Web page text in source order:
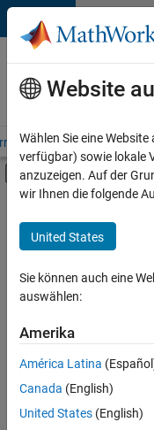
Weiter zum Inhalt
Karriere
bei
MathWorks
– Übersicht
Umschaltung
Hauptinhalt
Customer Support
Inside Sales
Sales Operations
Marketing Services
Finance and
Human Resources
Legal
Büro- und
+7
Derzeit
es
keine
offenen
Stellen,
Website
Wählen Sie eine
verfügbar) sowie lokale
anzuzeigen. Auf der
wir Ihnen die folgende
United States
Sie können auch eine
auswählen:
Amerika
América Latina
Canada (English)
United States (English)